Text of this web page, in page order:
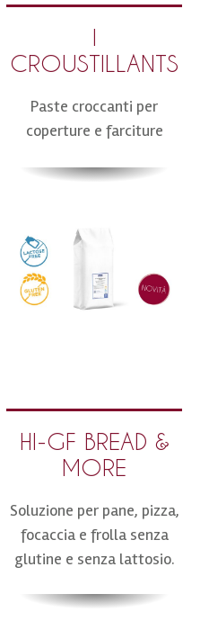
CROUSTILLANTS
Paste croccanti per
coperture e farciture
HI-GF BREAD &
MORE
Soluzione per pane, pizza,
focaccia e frolla senza
glutine e senza lattosio.